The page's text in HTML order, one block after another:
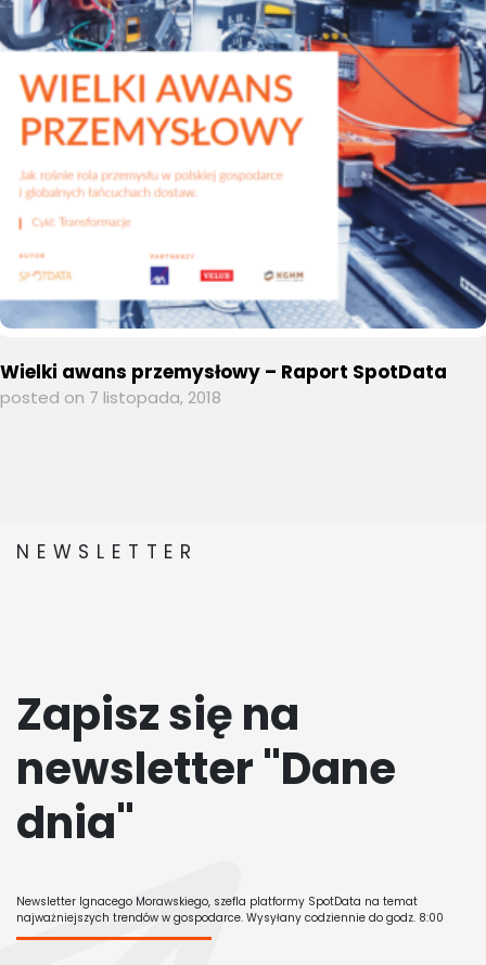
Wielki awans przemysłowy – Raport SpotData
posted on 7 listopada, 2018
NEWSLETTER
Zapisz się na
newsletter "Dane
dnia"
Newsletter Ignacego Morawskiego, szefla platformy SpotData na temat
najważniejszych trendów w gospodarce. Wysyłany codziennie do godz. 8:00